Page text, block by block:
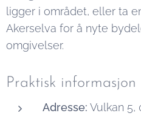
ligger i området, eller ta
Akerselva for å nyte
omgivelser.
Praktisk informasjon
Adresse: Vulkan 5,